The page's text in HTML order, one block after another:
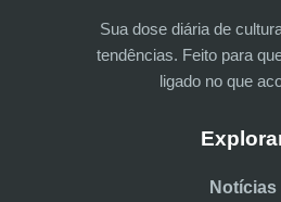
Sua dose diária de
tendências. Feito para
ligado no que
Notícias